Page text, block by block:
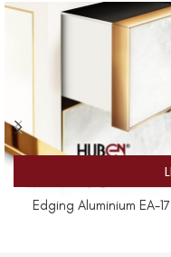
Edging Aluminium EA-17